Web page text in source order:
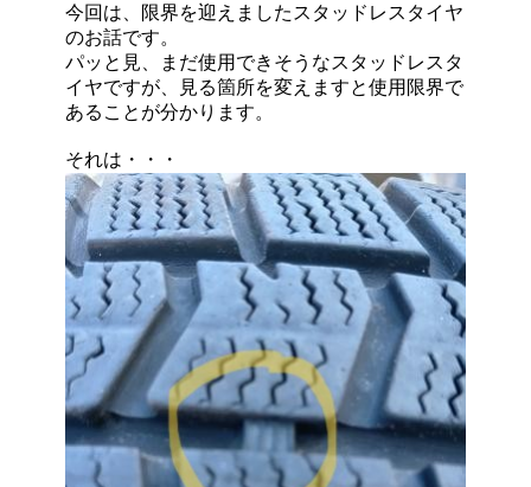
今回は、限界を迎えましたスタッドレスタイヤ
のお話です。
パッと見、まだ使用できそうなスタッドレスタ
イヤですが、見る箇所を変えますと使用限界で
あることが分かります。
それは・・・